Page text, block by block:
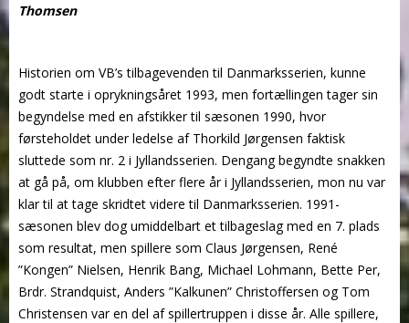
Thomsen
Historien om VB’s tilbagevenden til Danmarksserien, kunne
godt starte i oprykningsåret 1993, men fortællingen tager sin
begyndelse med en afstikker til sæsonen 1990, hvor
førsteholdet under ledelse af Thorkild Jørgensen faktisk
sluttede som nr. 2 i Jyllandsserien. Dengang begyndte snakken
at gå på, om klubben efter flere år i Jyllandsserien, mon nu var
klar til at tage skridtet videre til Danmarksserien. 1991-
sæsonen blev dog umiddelbart et tilbageslag med en 7. plads
som resultat, men spillere som Claus Jørgensen, René
”Kongen” Nielsen, Henrik Bang, Michael Lohmann, Bette Per,
Brdr. Strandquist, Anders ”Kalkunen” Christoffersen og Tom
Christensen var en del af spillertruppen i disse år. Alle spillere,